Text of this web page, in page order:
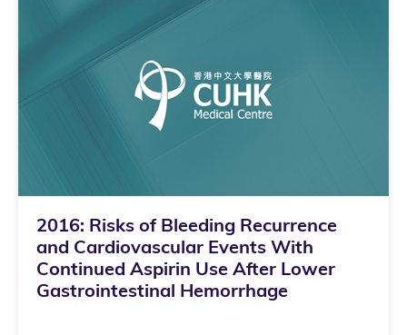
2016: Risks of Bleeding Recurrence
and Cardiovascular Events With
Continued Aspirin Use After Lower
Gastrointestinal Hemorrhage